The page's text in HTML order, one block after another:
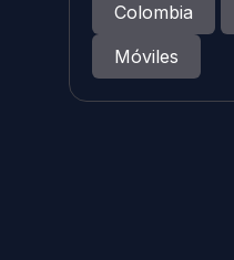
Colombia
Móviles